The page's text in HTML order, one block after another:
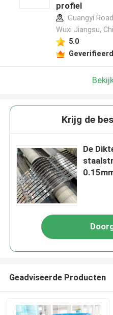
profiel
Guangyi
Wuxi Jiangsu,
5.0
Krijg de
De
Geadviseerde Producten